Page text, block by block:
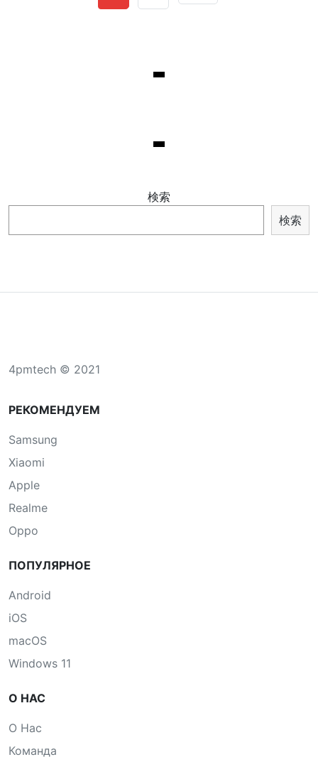
検索
検索
4pmtech © 2021
РЕКОМЕНДУЕМ
Samsung
Xiaomi
Apple
Realme
Oppo
ПОПУЛЯРНОЕ
Android
iOS
macOS
Windows 11
О НАС
О Нас
Команда